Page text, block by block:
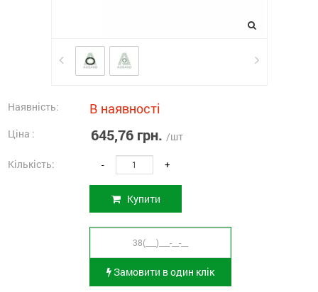
Наявність: В наявності
Ціна : 645,76 грн. /шт
Кількість: - +
Купити
Замовити в один клік